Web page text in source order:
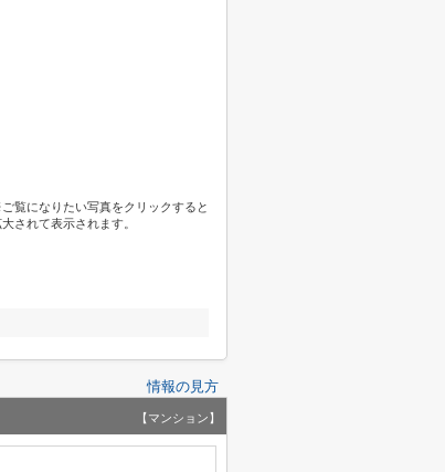
覧になりたい写真をクリックすると
されて表示されます。
情報の見方
【マンション】